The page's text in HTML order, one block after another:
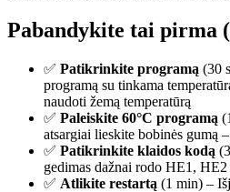
Pabandykite tai pirma
✅ Patikrinkite programą (30
programą su tinkama
naudoti žemą temperatūrą
✅ Paleiskite 60°C programą
atsargiai lieskite bobinės gumą
✅ Patikrinkite klaidos kodą
gedimas dažnai rodo HE1,
✅ Atlikite restartą (1 min) –